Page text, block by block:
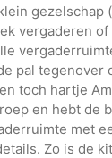
gezelschap
vergaderen
pal tegenover
toch hartje
en hebt de
met
Zo is de